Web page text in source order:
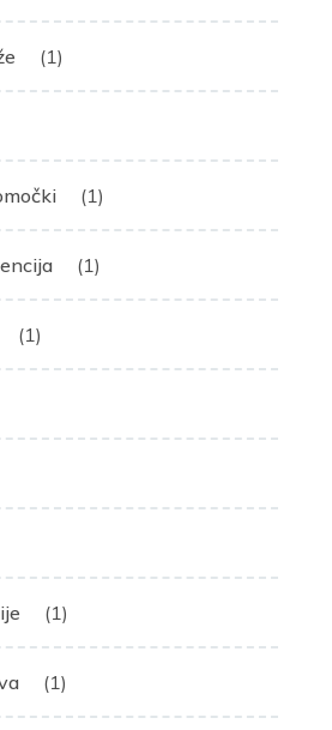
(1)
(1)
(1)
(1)
(1)
(1)